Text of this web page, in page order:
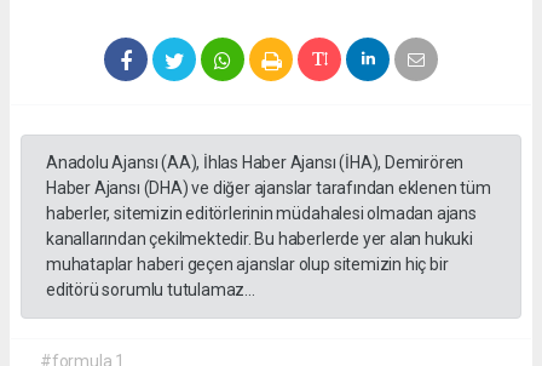
Anadolu Ajansı (AA), İhlas Haber Ajansı (İHA), Demirören
Haber Ajansı (DHA) ve diğer ajanslar tarafından eklenen tüm
haberler, sitemizin editörlerinin müdahalesi olmadan ajans
kanallarından çekilmektedir. Bu haberlerde yer alan hukuki
muhataplar haberi geçen ajanslar olup sitemizin hiç bir
editörü sorumlu tutulamaz...
#formula 1